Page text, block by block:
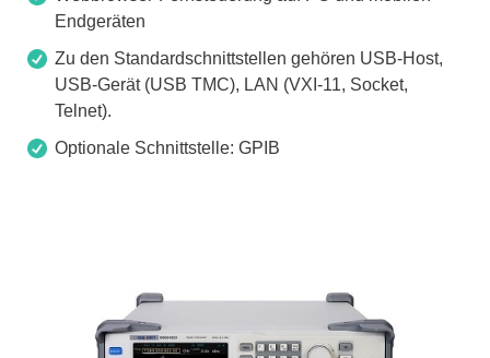
Endgeräten
Zu den Standardschnittstellen gehören USB-Host,
USB-Gerät (USB TMC), LAN (VXI-11, Socket,
Telnet).
Optionale Schnittstelle: GPIB